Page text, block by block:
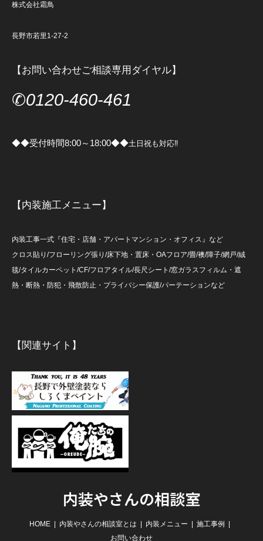
株式会社霜鳥
長野市若里1-27-2
【お問い合わせご相談専用ダイヤル】
✆0120-460-461
◆◆受付時間8:00～18:00◆◆土日祝も対応‼
【内装施工メニュー】
内装工事一式『住宅・店舗・アパートマンション・オフィス』など
クロス貼り/フローリング張り/床下地・置床・OAフロア/畳/襖/障子/網戸/絨
毯/タイルカーペット/CF/フロアタイル/長尺シート/窓ガラスフィルム・遮
熱・断熱・防犯・飛散防止・プライバシー保護/パーテーションなど
【関連サイト】
内装やさんの相談室
HOME 内装やさんの相談室とは 内装メニュー
施工事例
お問い合わせ